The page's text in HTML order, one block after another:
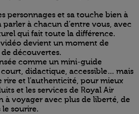
personnages et sa touche bien à
parler à chacun d’entre vous, avec
qui fait toute la différence.
devient un moment de
découvertes.
comme un mini-guide
didactique, accessible… mais
et l’authenticité, pour mieux
et les services de Royal Air
à voyager avec plus de liberté, de
sourire.